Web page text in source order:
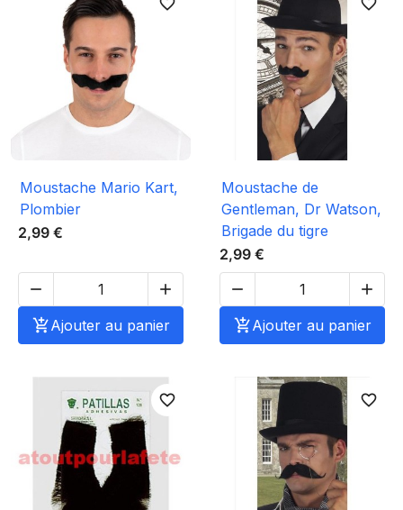
Moustache Mario Kart,
Plombier
2,99 €


Ajouter au panier
Moustache de
Gentleman, Dr Watson,
Brigade du tigre
2,99 €


Ajouter au panier
favorite_border favorite_border